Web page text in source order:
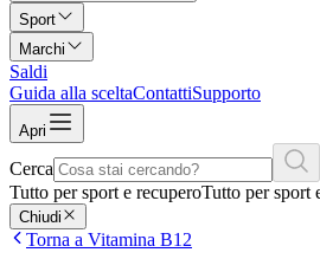
Sport
Marchi
Saldi
Guida alla sceltaContattiSupporto
Apri
Cerca
Tutto per sport e recuperoTutto per sport
Chiudi
Torna a Vitamina B12